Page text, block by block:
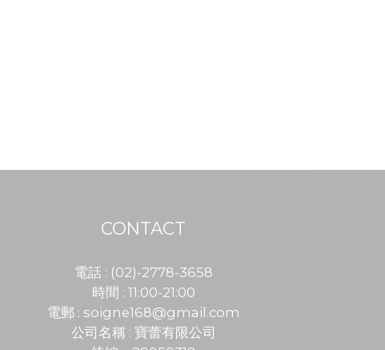
CONTACT
電話 : (02)-2778-3658
時間 : 11:00-21:00
電郵 : soigne168@gmail.com
公司名稱 : 寶蕾有限公司